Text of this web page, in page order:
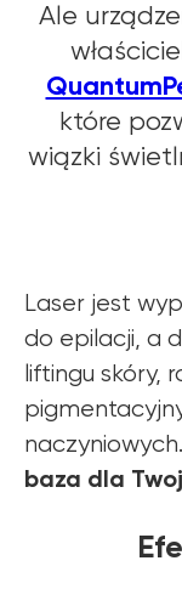
Ale
które
wiązki
Laser jest
do epilacji, a
liftingu skóry,
naczyniowych.
baza dla